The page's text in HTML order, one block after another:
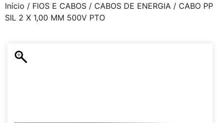
Início / FIOS E CABOS / CABOS DE ENERGIA / CABO PP
SIL 2 X 1,00 MM 500V PTO